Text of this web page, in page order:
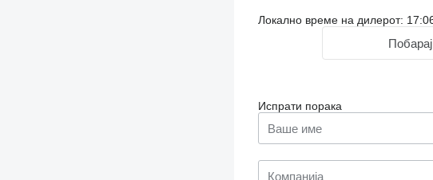
Локално време на дилерот:
Испрати порака